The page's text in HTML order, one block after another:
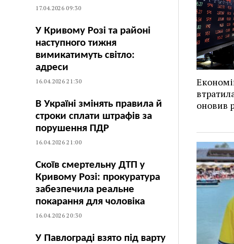
17.04.2026 09:30
У Кривому Розі та районі
наступного тижня
вимикатимуть світло:
адреси
16.04.2026 21:30
В Україні змінять правила й
строки сплати штрафів за
порушення ПДР
16.04.2026 21:00
Скоїв смертельну ДТП у
Кривому Розі: прокуратура
забезпечила реальне
покарання для чоловіка
16.04.2026 20:30
У Павлограді взято під варту
оновив